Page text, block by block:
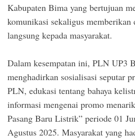
Kabupaten Bima yang bertujuan
komunikasi sekaligus memberikan
langsung kepada masyarakat.
Dalam kesempatan ini, PLN UP3
menghadirkan sosialisasi seputar
PLN, edukasi tentang bahaya
informasi mengenai promo
Pasang Baru Listrik” periode 01
Agustus 2025. Masyarakat yang